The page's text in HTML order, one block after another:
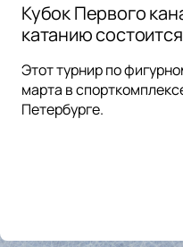
Кубок Первого
катанию
Этот турнир по
марта в
Петербурге.